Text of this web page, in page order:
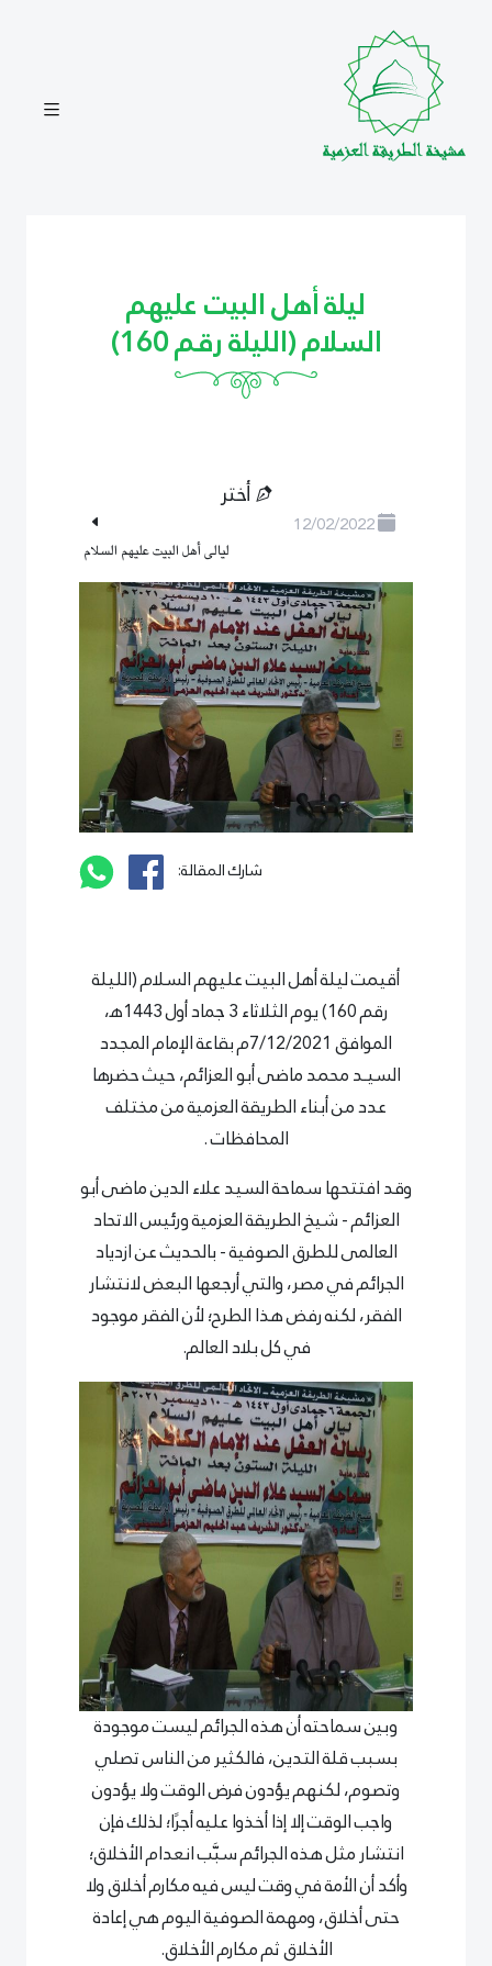
ليلة أهل البيت عليهم
السلام (الليلة رقم 160)
أختر
12/02/2022
ليالى أهل البيت عليهم السلام
شارك المقالة:
أقيمت ليلة أهل البيت عليهم السلام (الليلة
رقم 160) يوم الثلاثاء 3 جماد أول 1443ﻫ،
الموافق 7/12/2021م بقاعة الإمام المجدد
السيـد محمد ماضى أبو العزائم، حيث حضرها
عدد من أبناء الطريقة العزمية من مختلف
المحافظات .
وقد افتتحها سماحة السيد علاء الدين ماضى أبو
العزائم - شيخ الطريقة العزمية ورئيس الاتحاد
العالمى للطرق الصوفية - بالحديث عن ازدياد
الجرائم في مصر، والتي أرجعها البعض لانتشار
الفقر، لكنه رفض هذا الطرح؛ لأن الفقر موجود
في كل بلاد العالم.
وبين سماحته أن هذه الجرائم ليست موجودة
بسبب قلة التدين، فالكثير من الناس تصلي
وتصوم، لكنهم يؤدون فرض الوقت ولا يؤدون
واجب الوقت إلا إذا أخذوا عليه أجرًا؛ لذلك فإن
انتشار مثل هذه الجرائم سبَّب انعدام الأخلاق؛
وأكد أن الأمة في وقت ليس فيه مكارم أخلاق ولا
حتى أخلاق، ومهمة الصوفية اليوم هي إعادة
الأخلاق ثم مكارم الأخلاق.